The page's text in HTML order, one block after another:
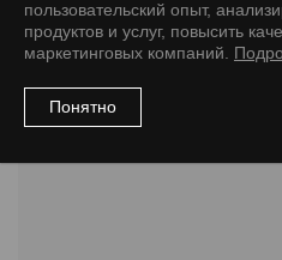
Инструменты
пользовательский опыт,
продуктов и услуг, повысить
маркетинговых компаний.
Понятно